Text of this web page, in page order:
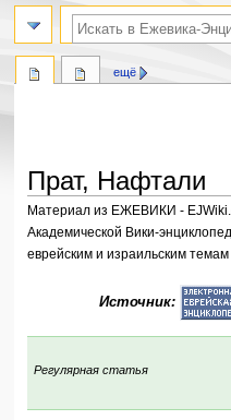
Прат, Нафтали
Материал из ЕЖЕВИКИ -
Академической Вики-
еврейским и израильским темам
Источник:
Регулярная статья
ещё
поиск по словам